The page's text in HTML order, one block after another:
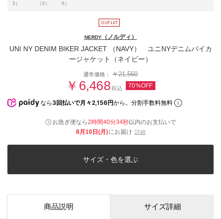
3）
（3）
6）
NERDY（ノルディ）
UNI NY DENIM BIKER JACKET （NAVY） ユニNYデニムバイカ
ージャケット（ネイビー）
通常価格： ￥21,560
￥6,468税込 70%OFF
なら 3回払いで月々2,156円から。分割手数料無料
お急ぎ便なら2時間40分33秒以内のお支払いで
8月10日(月)にお届け 詳細
サイズ・色を選ぶ
商品説明 サイズ詳細